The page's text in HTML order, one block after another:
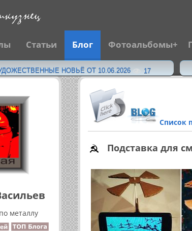
Статьи Блог Фотоальбомы
НОВЬЁ ОТ 10.06.2026 17 ·
металлу
Список
Подставка для